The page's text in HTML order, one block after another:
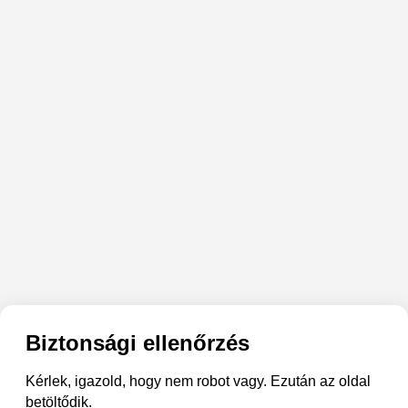
Biztonsági ellenőrzés
Kérlek, igazold, hogy nem robot vagy. Ezután az oldal
betöltődik.